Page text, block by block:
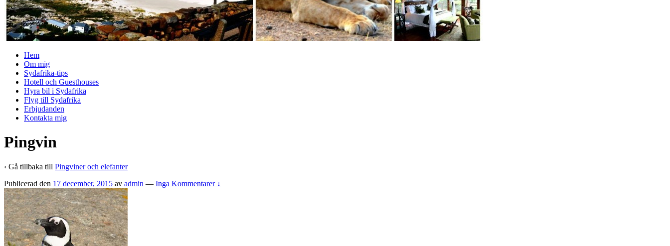
Hem
Om mig
Sydafrika-tips
Hotell och Guesthouses
Hyra bil i Sydafrika
Flyg till Sydafrika
Erbjudanden
Kontakta mig
Pingvin
‹ Gå tillbaka till Pingviner och elefanter
Publicerad den 17 december, 2015 av admin — Inga Kommentarer ↓